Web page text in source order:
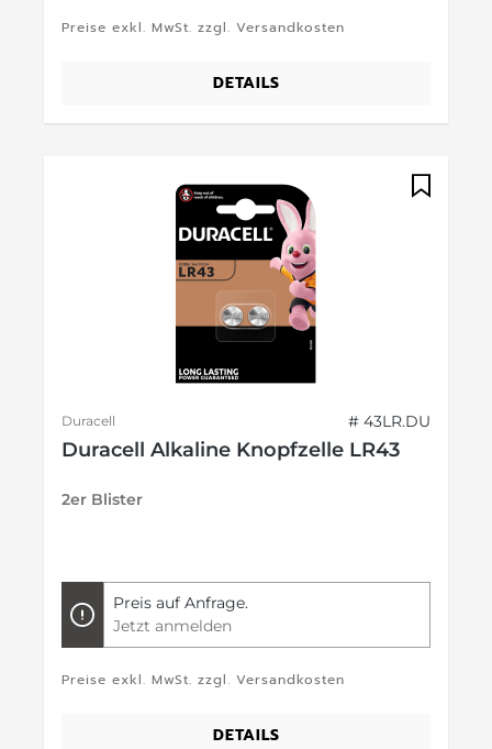
Preise exkl. MwSt. zzgl. Versandkosten
DETAILS
Duracell # 43LR.DU
Duracell Alkaline Knopfzelle LR43
2er Blister
Preis auf Anfrage.
Jetzt anmelden
Preise exkl. MwSt. zzgl. Versandkosten
DETAILS